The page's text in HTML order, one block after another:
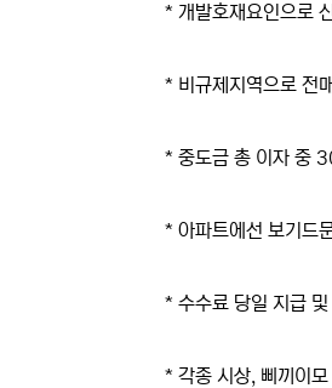
* 개발호재요인으로
* 비규제지역으로 전
* 중도금 총 이자 중
* 아파트에선 보기드
* 수수료 당일 지급
* 각종 시상, 삐끼이